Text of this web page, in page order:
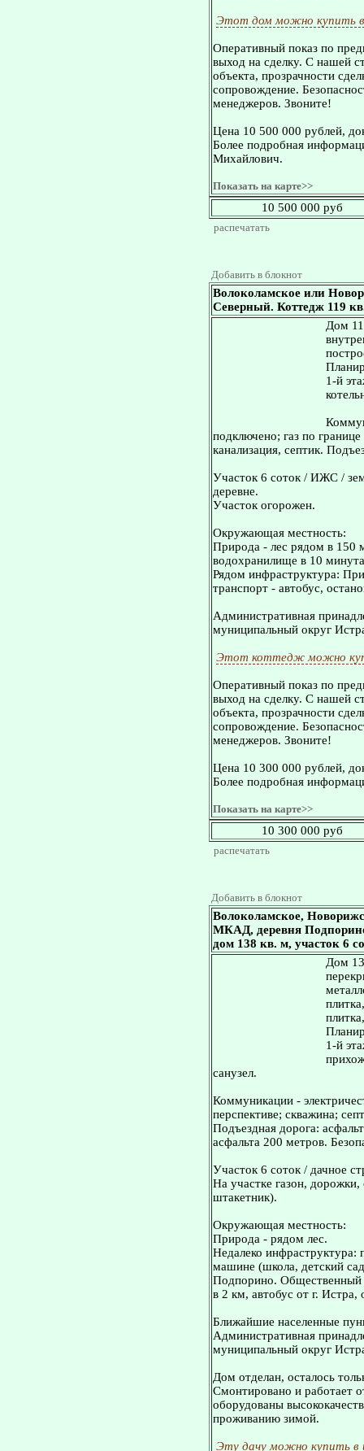
Этот дом можно купить
Оперативный показ по
выход на сделку. С нашей
объекта, прозрачности
сопровождение.
менеджеров. Звоните!
Цена 10 500 000 рублей,
Более подробная
Михайлович.
Показать на карте>>
10 500 000 руб
распечатать
Добавить в блокнот
Волоколамское или
Северный. Коттедж 119
Дом
1-й
подключено; газ по
канализация, септик.
Участок 6 соток / ИЖС /
деревне.
Участок огорожен.
Окружающая местность:
Природа - лес рядом в 150
водохранилище в 10
Рядом инфраструктура:
транспорт - автобус,
Административная
муниципальный округ
Этот коттедж можно
Оперативный показ по
выход на сделку. С нашей
объекта, прозрачности
сопровождение.
менеджеров. Звоните!
Цена 10 300 000 рублей,
Более подробная
Показать на карте>>
10 300 000 руб
распечатать
Добавить в блокнот
Волоколамское,
МКАД, деревня
дом 138 кв. м, участок 6
Дом
1-й
санузел.
Коммуникации -
перспективе; скважина;
Подъездная дорога:
асфальта 200 метров.
Участок 6 соток / дачное
На участке газон, дорожки,
штакетник).
Окружающая местность:
Природа - рядом лес.
Недалеко
машине (школа, детский
Подпорино. Общественный
в 2 км, автобус от г. Истра,
Ближайшие населенные
Административная
муниципальный округ
Дом отделан, осталось
Смонтировано и работает
оборудованы
проживанию зимой.
Эту дачу можно купить в